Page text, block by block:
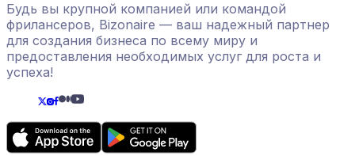
Будь вы крупной компанией или командой
фрилансеров, Bizonaire — ваш надежный партнер
для создания бизнеса по всему миру и
предоставления необходимых услуг для роста и
успеха!